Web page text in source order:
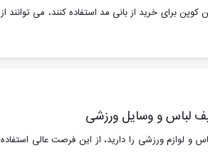
نفر اولی که از این کوپن برای خرید از بانی مد استفاده کنند، می توانند از
لوازم ورزشی را دارید، از این فرصت عالی استفاده